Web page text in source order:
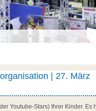
| 27. März
Youtube-Stars) Ihrer Kinder. Es